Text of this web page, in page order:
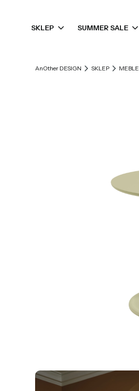
SKLEP SUMMER SALE
AnOther DESIGN SKLEP MEBLE